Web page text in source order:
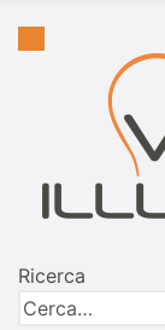
Ricerca